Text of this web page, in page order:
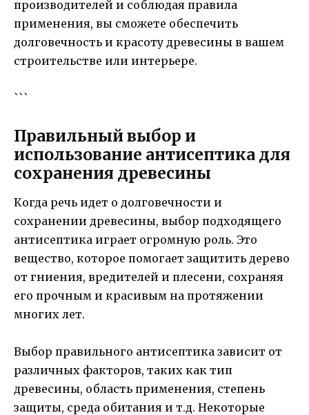
производителей и соблюдая правила
применения, вы сможете обеспечить
долговечность и красоту древесины в вашем
строительстве или интерьере.
```
Правильный выбор и
использование антисептика для
сохранения древесины
Когда речь идет о долговечности и
сохранении древесины, выбор подходящего
антисептика играет огромную роль. Это
вещество, которое помогает защитить дерево
от гниения, вредителей и плесени, сохраняя
его прочным и красивым на протяжении
многих лет.
Выбор правильного антисептика зависит от
различных факторов, таких как тип
древесины, область применения, степень
защиты, среда обитания и т.д. Некоторые